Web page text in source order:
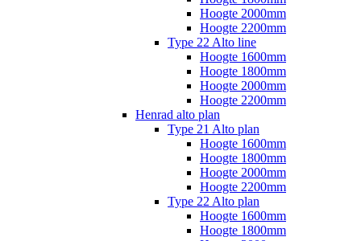
Hoogte 2000mm
Hoogte 2200mm
Type 22 Alto line
Hoogte 1600mm
Hoogte 1800mm
Hoogte 2000mm
Hoogte 2200mm
Henrad alto plan
Type 21 Alto plan
Hoogte 1600mm
Hoogte 1800mm
Hoogte 2000mm
Hoogte 2200mm
Type 22 Alto plan
Hoogte 1600mm
Hoogte 1800mm